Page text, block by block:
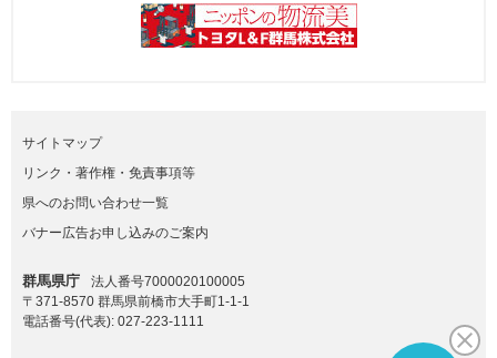
サイトマップ
リンク・著作権・免責事項等
県へのお問い合わせ一覧
バナー広告お申し込みのご案内
群馬県庁
法人番号7000020100005
〒371-8570 群馬県前橋市大手町1-1-1
電話番号(代表): 027-223-1111